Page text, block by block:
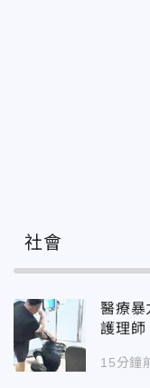
社會
醫療
護理師
15分鐘